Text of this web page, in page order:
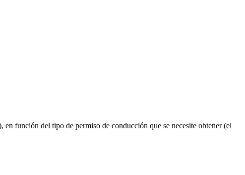
función del tipo de permiso de conducción que se necesite obtener (el